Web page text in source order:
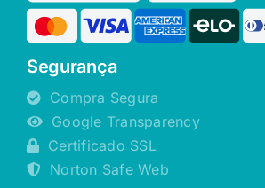
Segurança
Compra Segura
Google Transparency
Certificado SSL
Norton Safe Web